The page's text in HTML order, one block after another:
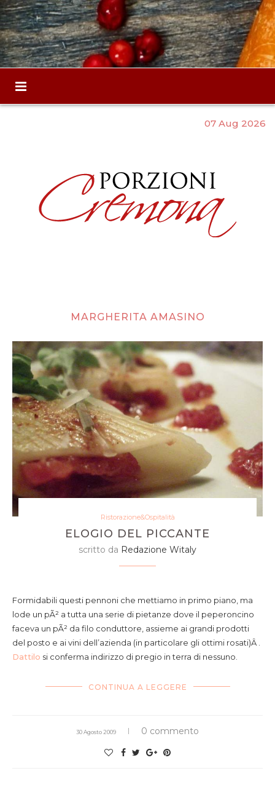
07 Aug 2026
MARGHERITA AMASINO
Ristorazione&Ospitalità
ELOGIO DEL PICCANTE
scritto da Redazione Witaly
pennoni ripieni di gamberi e pomodoro con arancia
essiccata pecorino e peperoncino
Formidabili questi pennoni che mettiamo in primo piano, ma
lode un pÃ² a tutta una serie di pietanze dove il peperoncino
faceva un pÃ² da filo conduttore, assieme ai grandi prodotti
del posto e ai vini dell’azienda (in particolare gli ottimi rosati)Â .
Dattilo si conferma indirizzo di pregio in terra di nessuno.
CONTINUA A LEGGERE
30 Agosto 2009 0 commento